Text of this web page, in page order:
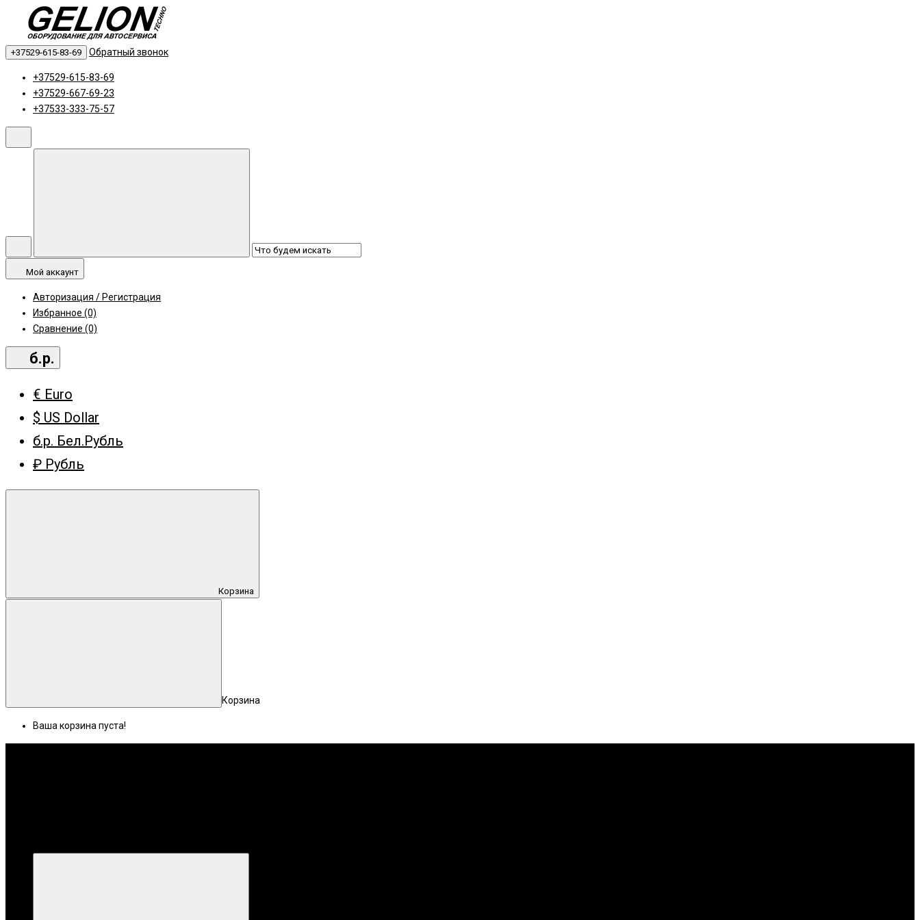
+37529-615-83-69 Обратный звонок
+37529-615-83-69
+37529-667-69-23
+37533-333-75-57
Мой аккаунт
Авторизация / Регистрация
Избранное (0)
Сравнение (0)
б.р.
€ Euro
$ US Dollar
б.р. Бел.Рубль
₽ Рубль
Корзина
Корзина
Ваша корзина пуста!